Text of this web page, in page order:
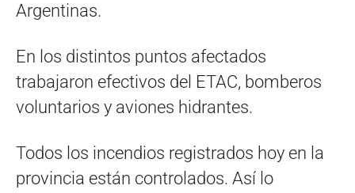
Argentinas.
En los distintos puntos afectados
trabajaron efectivos del ETAC, bomberos
voluntarios y aviones hidrantes.
Todos los incendios registrados hoy en la
provincia están controlados. Así lo